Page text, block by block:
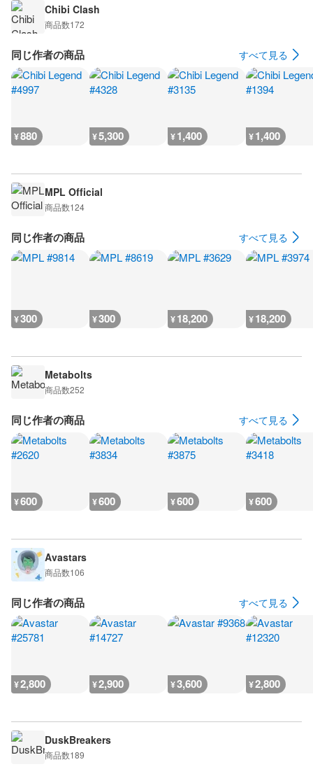
Chibi Clash
商品数172
同じ作者の商品 すべて見る
¥880 ¥5,300 ¥1,400 ¥1,400
MPL Official
商品数124
同じ作者の商品 すべて見る
¥300 ¥300 ¥18,200 ¥18,200
Metabolts
商品数252
同じ作者の商品 すべて見る
¥600 ¥600 ¥600 ¥600
Avastars
商品数106
同じ作者の商品 すべて見る
¥2,800 ¥2,900 ¥3,600 ¥2,800
DuskBreakers
商品数189